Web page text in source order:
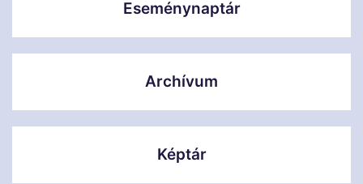
Eseménynaptár
Archívum
Képtár